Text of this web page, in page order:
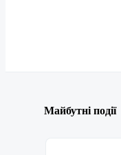
Майбутні події